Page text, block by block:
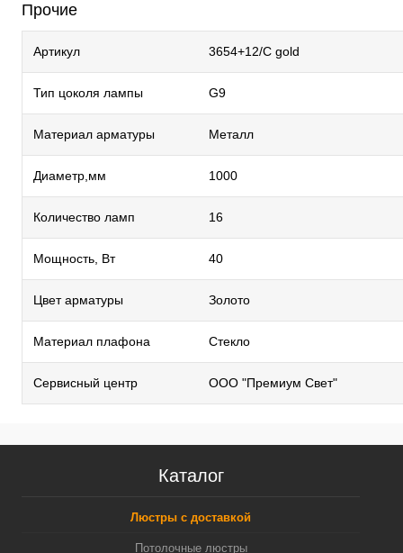
Прочие
Артикул 3654+12/C gold
Тип цоколя лампы G9
Материал арматуры Металл
Диаметр,мм 1000
Количество ламп 16
Мощность, Вт 40
Цвет арматуры Золото
Материал плафона Стекло
Сервисный центр ООО "Премиум Свет"
Каталог
Люстры с доставкой
Потолочные люстры